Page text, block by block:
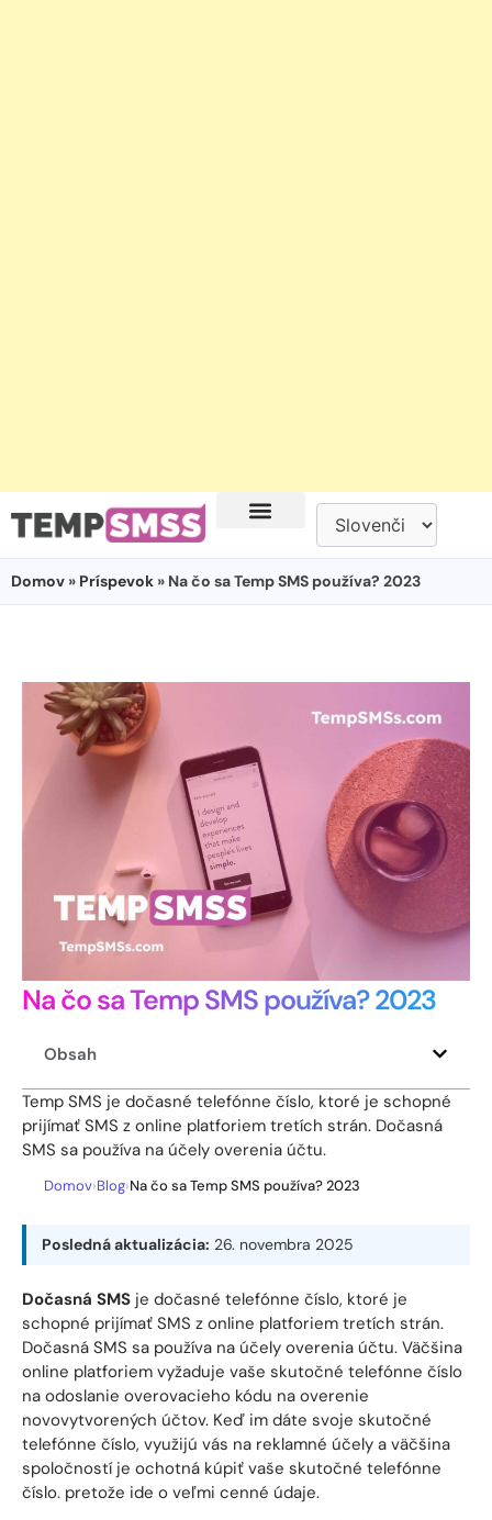
Domov » Príspevok » Na čo sa Temp SMS používa? 2023
Na čo sa Temp SMS používa? 2023
Obsah
Temp SMS je dočasné telefónne číslo, ktoré je schopné
prijímať SMS z online platforiem tretích strán. Dočasná
SMS sa používa na účely overenia účtu.
Domov›Blog›Na čo sa Temp SMS používa? 2023
Posledná aktualizácia: 26. novembra 2025
Dočasná SMS je dočasné telefónne číslo, ktoré je
schopné prijímať SMS z online platforiem tretích strán.
Dočasná SMS sa používa na účely overenia účtu. Väčšina
online platforiem vyžaduje vaše skutočné telefónne číslo
na odoslanie overovacieho kódu na overenie
novovytvorených účtov. Keď im dáte svoje skutočné
telefónne číslo, využijú vás na reklamné účely a väčšina
spoločností je ochotná kúpiť vaše skutočné telefónne
číslo. pretože ide o veľmi cenné údaje.